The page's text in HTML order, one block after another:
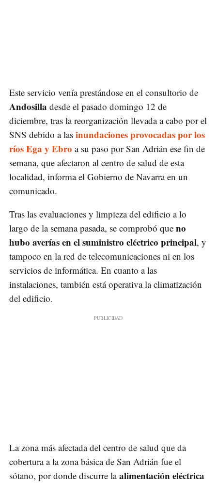
Este servicio venía prestándose en el consultorio de
Andosilla desde el pasado domingo 12 de
diciembre, tras la reorganización llevada a cabo por el
SNS debido a las inundaciones provocadas por los
ríos Ega y Ebro a su paso por San Adrián ese fin de
semana, que afectaron al centro de salud de esta
localidad, informa el Gobierno de Navarra en un
comunicado.
Tras las evaluaciones y limpieza del edificio a lo
largo de la semana pasada, se comprobó que no
hubo averías en el suministro eléctrico principal, y
tampoco en la red de telecomunicaciones ni en los
servicios de informática. En cuanto a las
instalaciones, también está operativa la climatización
del edificio.
La zona más afectada del centro de salud que da
cobertura a la zona básica de San Adrián fue el
sótano, por donde discurre laalimentación eléctrica